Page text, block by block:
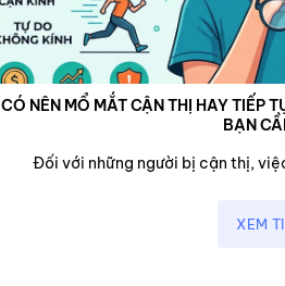
CÓ NÊN MỔ MẮT CẬN THỊ HAY TIẾP
BẠN
Đối với những người bị cận thị,
XEM